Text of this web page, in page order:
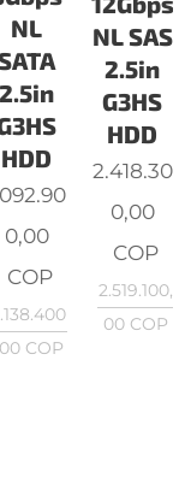
NL
2.5in
HDD
0,00
COP
COP
NL SAS
2.5in
G3HS
HDD
2.418.30
0,00
COP
2.519.100,
00COP